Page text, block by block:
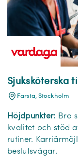
Sjuksköterska
Farsta, Stockholm
Höjdpunkter: Bra
kvalitet och stöd
rutiner.
beslutsvägar.